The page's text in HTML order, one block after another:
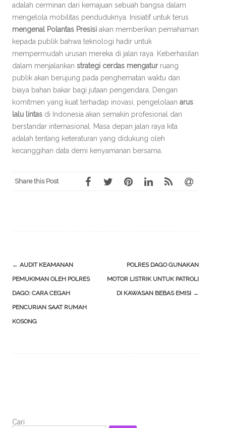
adalah cerminan dari kemajuan sebuah bangsa dalam
mengelola mobilitas penduduknya. Inisiatif untuk terus
mengenal Polantas Presisi akan memberikan pemahaman
kepada publik bahwa teknologi hadir untuk
mempermudah urusan mereka di jalan raya. Keberhasilan
dalam menjalankan strategi cerdas mengaturruang
publik akan berujung pada penghematan waktu dan
biaya bahan bakar bagi jutaan pengendara. Dengan
komitmen yang kuat terhadap inovasi, pengelolaan arus
lalu lintas di Indonesia akan semakin profesional dan
berstandar internasional. Masa depan jalan raya kita
adalah tentang keteraturan yang didukung oleh
kecanggihan data demi kenyamanan bersama.
Share this Post
Post
navigation
← AUDIT KEAMANAN
PEMUKIMAN OLEH POLRES
DAGO: CARA CEGAH
PENCURIAN SAAT RUMAH
KOSONG
POLRES DAGO GUNAKAN
MOTOR LISTRIK UNTUK PATROLI
DI KAWASAN BEBAS EMISI →
Cari